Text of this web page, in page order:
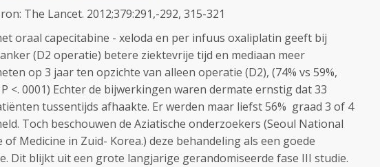
The Lancet. 2012;379:291,-292, 315-321
oraal capecitabine - xeloda en per infuus oxaliplatin geeft bij
(D2 operatie) betere ziektevrije tijd en mediaan meer
op 3 jaar ten opzichte van alleen operatie (D2), (74% vs 59%,
<. 0001) Echter de bijwerkingen waren dermate ernstig dat 33
tussentijds afhaakte. Er werden maar liefst 56% graad 3 of 4
Toch beschouwen de Aziatische onderzoekers (Seoul National
of Medicine in Zuid- Korea.) deze behandeling als een goede
Dit blijkt uit een grote langjarige gerandomiseerde fase III studie.